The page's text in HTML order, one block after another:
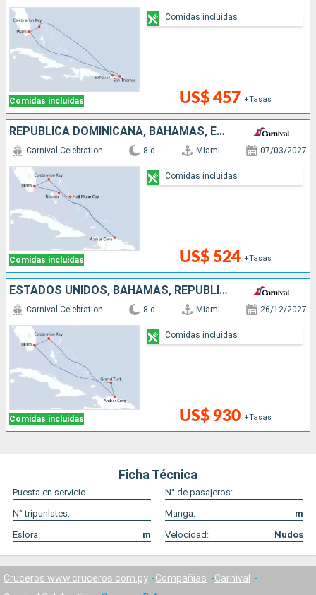
Comidas incluidas US$ 457 +Tasas
Comidas incluidas
REPÚBLICA DOMINICANA, BAHAMAS, ESTADOS UNIDOS
Comidas incluidas
Carnival Celebration 8 d Miami 07/03/2027
US$ 524 +Tasas
Comidas incluidas
ESTADOS UNIDOS, BAHAMAS, REPÚBLICA DOMINICANA
Comidas incluidas
Carnival Celebration 8 d Miami 26/12/2027
US$ 930 +Tasas
Comidas incluidas
Ficha Técnica
Puesta en servicio:
N° de pasajeros:
N° tripunlates:
Manga:
m
Eslora:
m Velocidad: Nudos
Cruceros www.cruceros.com.py Compañías
Carnival